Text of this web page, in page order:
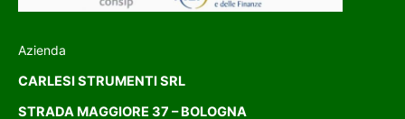
Azienda
CARLESI STRUMENTI SRL
STRADA MAGGIORE 37 – BOLOGNA